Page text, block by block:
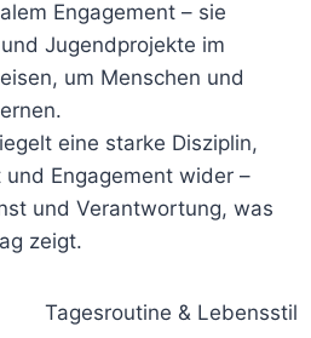
Engagement – sie
Jugendprojekte im
um Menschen und
eine starke Disziplin,
Engagement wider –
und Verantwortung, was
zeigt.